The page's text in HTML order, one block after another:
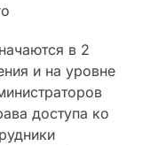
в 2
и на уровне
доступа ко